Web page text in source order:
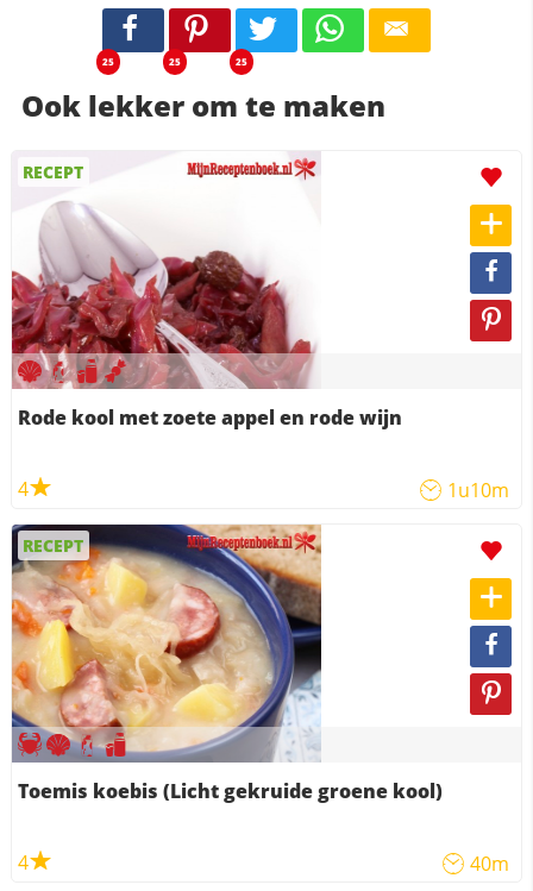
25 25 25
Ook lekker om te maken
RECEPT
Rode kool met zoete appel en rode wijn
4 1u10m
RECEPT
Toemis koebis (Licht gekruide groene kool)
4 40m